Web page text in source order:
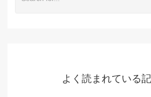
よく読まれている